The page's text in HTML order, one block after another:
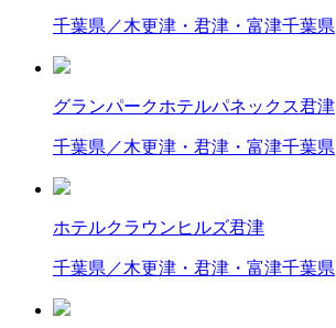
千葉県／木更津・君津・富津千葉県
グランパークホテルパネックス君津
千葉県／木更津・君津・富津千葉県
ホテルクラウンヒルズ君津
千葉県／木更津・君津・富津千葉県